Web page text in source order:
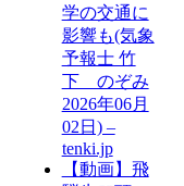
学の交通に
影響も(気象
予報士 竹
下 のぞみ
2026年06月
02日) –
tenki.jp
【動画】飛